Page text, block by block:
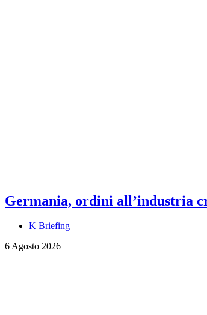
Germania, ordini all’industria
K Briefing
6 Agosto 2026